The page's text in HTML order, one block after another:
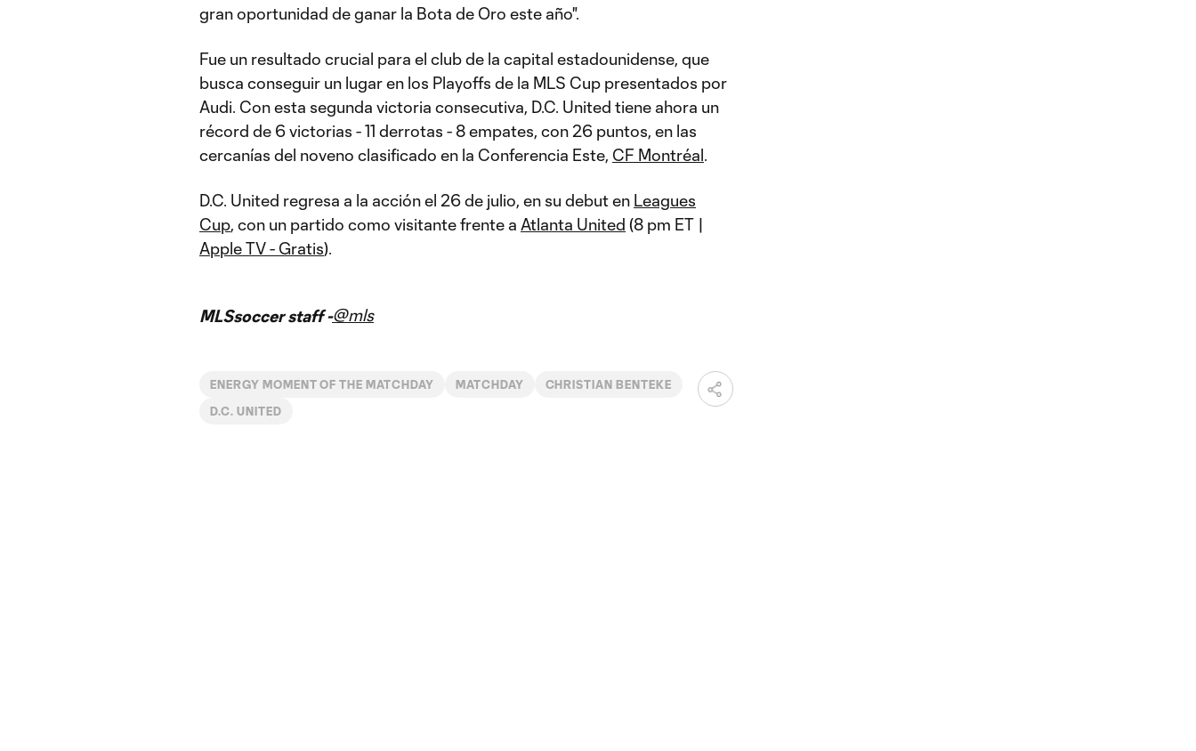
gran oportunidad de ganar la Bota de Oro este año".
Fue un resultado crucial para el club de la capital estadounidense, que
busca conseguir un lugar en los Playoffs de la MLS Cup presentados por
Audi. Con esta segunda victoria consecutiva, D.C. United tiene ahora un
récord de 6 victorias - 11 derrotas - 8 empates, con 26 puntos, en las
cercanías del noveno clasificado en la Conferencia Este, CF Montréal.
D.C. United regresa a la acción el 26 de julio, en su debut en Leagues
Cup, con un partido como visitante frente a Atlanta United (8 pm ET |
Apple TV - Gratis).
MLSsoccer staff -@mls
ENERGY MOMENT OF THE MATCHDAY MATCHDAY CHRISTIAN BENTEKE
D.C. UNITED